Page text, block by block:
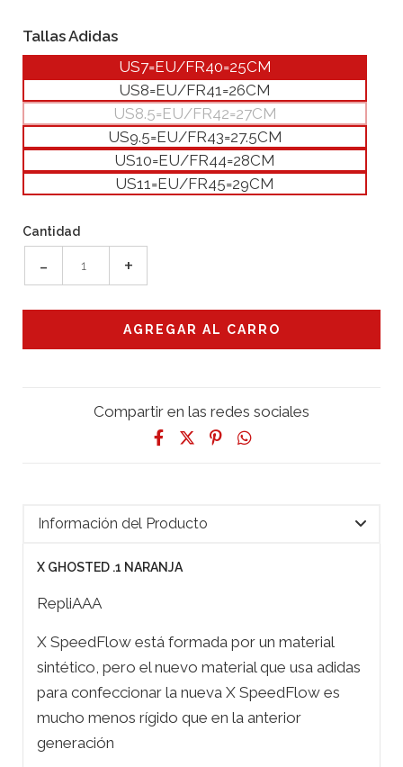
Tallas Adidas
US7=EU/FR40=25CM
US8=EU/FR41=26CM
US8.5=EU/FR42=27CM
US9.5=EU/FR43=27.5CM
US10=EU/FR44=28CM
US11=EU/FR45=29CM
Cantidad
- +
Compartir en las redes sociales
Información del Producto
X GHOSTED .1 NARANJA
RepliAAA
X SpeedFlow está formada por un material
sintético, pero el nuevo material que usa adidas
para confeccionar la nueva X SpeedFlow es
mucho menos rígido que en la anterior
generación